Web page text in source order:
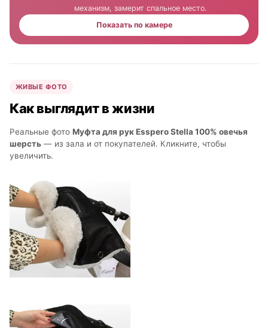
механизм, замерит спальное место.
Показать по камере
ЖИВЫЕ ФОТО
Как выглядит в жизни
Реальные фото Муфта для рук Esspero Stella 100% овечья
шерсть — из зала и от покупателей. Кликните, чтобы
увеличить.